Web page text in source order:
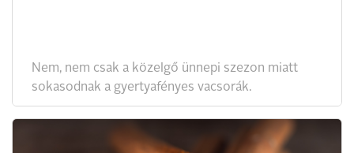
Nem, nem csak a közelgő ünnepi szezon miatt
sokasodnak a gyertyafényes vacsorák.